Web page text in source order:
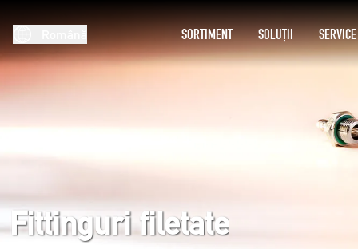
SORTIMENT SOLUȚII SERVICE
Fittinguri filetate